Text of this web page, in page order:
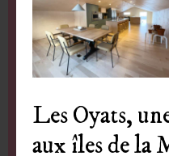
Les Oyats,
aux îles de la